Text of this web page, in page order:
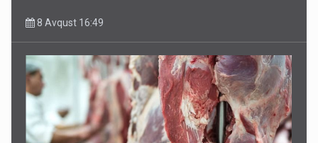
8 Avqust 16:49